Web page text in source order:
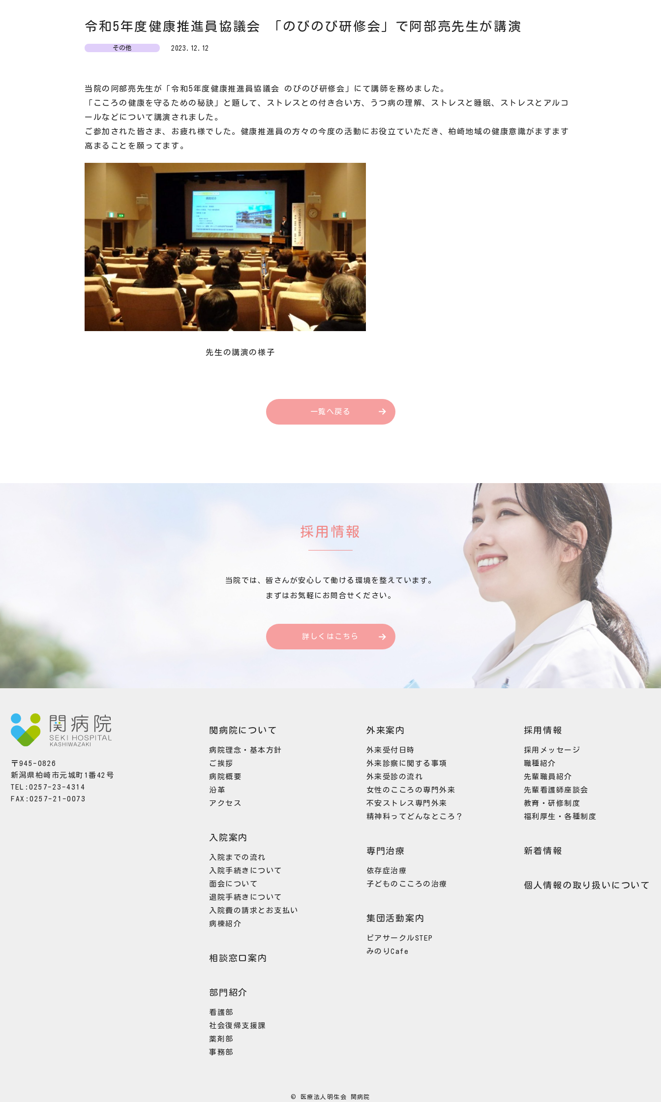
令和5年度健康推進員協議会 「のびのび研修会」で阿部亮先生が講演
その他 2023.12.12
当院の阿部亮先生が「令和5年度健康推進員協議会 のびのび研修会」にて講師を務めました。
「こころの健康を守るための秘訣」と題して、ストレスとの付き合い方、うつ病の理解、ストレスと睡眠、ストレスとアルコ
ールなどについて講演されました。
ご参加された皆さま、お疲れ様でした。健康推進員の方々の今度の活動にお役立ていただき、柏崎地域の健康意識がますます
高まることを願ってます。
先生の講演の様子
一覧へ戻る
採用情報
当院では、皆さんが安心して働ける環境を整えています。
まずはお気軽にお問合せください。
詳しくはこちら
〒945-0826
新潟県柏崎市元城町1番42号
TEL:0257-23-4314
FAX:0257-21-0073
関病院について
病院理念・基本方針
ご挨拶
病院概要
沿革
アクセス
入院案内
入院までの流れ
入院手続きについて
面会について
退院手続きについて
入院費の請求とお支払い
病棟紹介
相談窓口案内
部門紹介
看護部
社会復帰支援課
薬剤部
事務部
外来案内
外来受付日時
外来診察に関する事項
外来受診の流れ
女性のこころの専門外来
不安ストレス専門外来
精神科ってどんなところ？
専門治療
依存症治療
子どものこころの治療
集団活動案内
ピアサークルSTEP
みのりCafe
採用情報
採用メッセージ
職種紹介
先輩職員紹介
先輩看護師座談会
教育・研修制度
福利厚生・各種制度
新着情報
個人情報の取り扱いについて
© 医療法人明生会 関病院